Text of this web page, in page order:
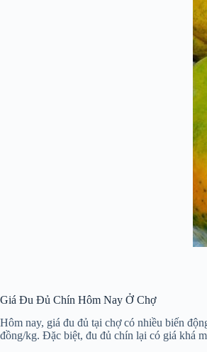
Giá Đu Đủ Chín Hôm Nay Ở Chợ
Hôm nay, giá đu đủ tại chợ có nhiều biến
đồng/kg. Đặc biệt, đu đủ chín lại có giá khá